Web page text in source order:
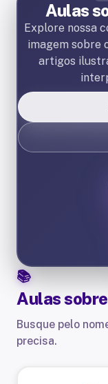
Aulas
Explore nossa
imagem sobre
artigos
Aulas sobre
Busque pelo
precisa.